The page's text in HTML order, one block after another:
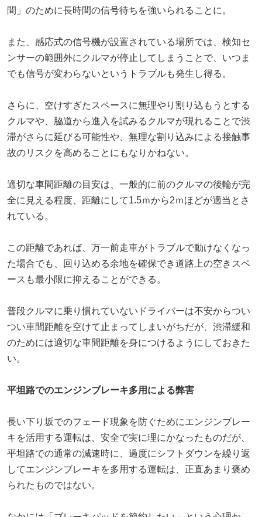
間」のために長時間の信号待ちを強いられることに。
また、感応式の信号機が設置されている場所では、検知セ
ンサーの範囲外にクルマが停止してしまうことで、いつま
でも信号が変わらないというトラブルも発生し得る。
さらに、空けすぎたスペースに無理やり割り込もうとする
クルマや、脇道から進入を試みるクルマが現れることで渋
滞がさらに延びる可能性や、無理な割り込みによる接触事
故のリスクを高めることにもなりかねない。
適切な車間距離の目安は、一般的に前のクルマの後輪が完
全に見える程度、距離にして1.5ｍから2ｍほどが適当とさ
れている。
この距離であれば、万一前走車がトラブルで動けなくなっ
た場合でも、回り込める余地を確保でき道路上の空きスペ
ースも最小限に抑えることができる。
普段クルマに乗り慣れていないドライバーは不安からつい
つい車間距離を空けて止まってしまいがちだが、渋滞緩和
のためには適切な車間距離を身につけるようにしておきた
い。
平坦路でのエンジンブレーキ多用による弊害
長い下り坂でのフェード現象を防ぐためにエンジンブレー
キを活用する運転は、安全で実に理にかなったものだが、
平坦路での通常の減速時に、過度にシフトダウンを繰り返
してエンジンブレーキを多用する運転は、正直あまり褒め
られたものではない。